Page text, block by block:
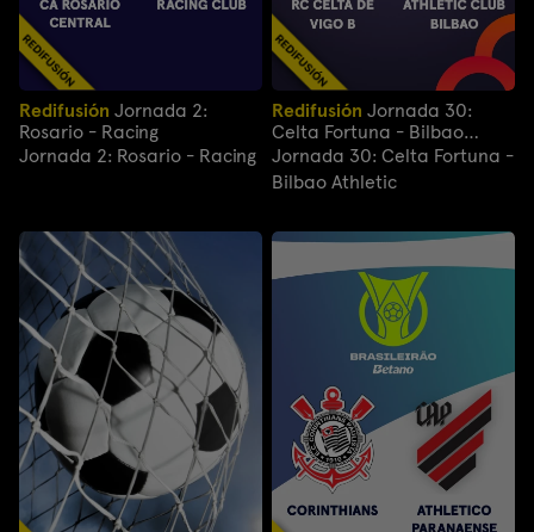
Redifusión
Rosario - Racing
Jornada 2: Rosario - Racing
Redifusión
Celta Fortuna - Bilbao
Athletic
Jornada 30: Celta Fortuna -
Bilbao Athletic